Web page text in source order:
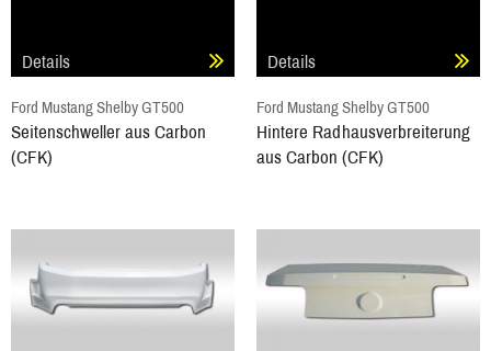
Details
Ford Mustang Shelby GT500
Seitenschweller aus Carbon
(CFK)
Details
Ford Mustang Shelby GT500
Hintere Radhausverbreiterung
aus Carbon (CFK)